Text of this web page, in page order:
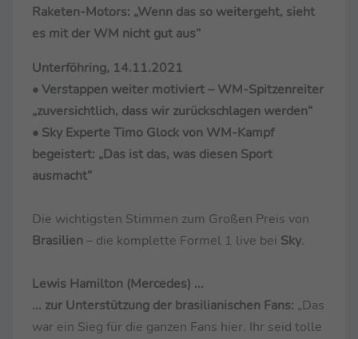
Raketen-Motors: „Wenn das so weitergeht, sieht
es mit der WM nicht gut aus”
Unterföhring, 14.11.2021
• Verstappen weiter motiviert – WM-Spitzenreiter
„zuversichtlich, dass wir zurückschlagen werden“
• Sky Experte Timo Glock von WM-Kampf
begeistert: „Das ist das, was diesen Sport
ausmacht“
Die wichtigsten Stimmen zum Großen Preis von
Brasilien– die komplette Formel 1 live bei Sky.
Lewis Hamilton (Mercedes) ...
... zur Unterstützung der brasilianischen Fans: „Das
war ein Sieg für die ganzen Fans hier. Ihr seid tolle